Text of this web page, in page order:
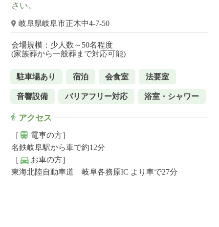
さい。
岐阜県岐阜市正木中4-7-50
会場規模：少人数～50名程度
(家族葬から一般葬まで対応可能)
駐車場あり 宿泊 会食室 法要室
音響設備 バリアフリー対応 浴室・シャワー
アクセス
［
電車の方］
名鉄岐阜駅から車で約12分
［
お車の方］
東海北陸自動車道 岐阜各務原IC より車で27分